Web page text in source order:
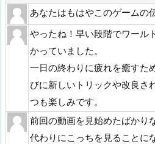
あなたはもはやこのゲームの
やったね！早い段階でワール
かっていました。
一日の終わりに疲れを癒すた
びに新しいトリックや改良さ
つも楽しみです。
前回の動画を見始めたばかり
代わりにこっちを見ることに